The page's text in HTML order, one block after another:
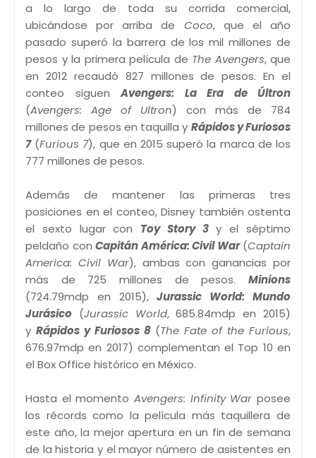
a lo largo de toda su corrida comercial,
ubicándose por arriba de Coco, que el año
pasado superó la barrera de los mil millones de
pesos y la primera película de The Avengers, que
en 2012 recaudó 827 millones de pesos. En el
conteo siguenAvengers: La Era de Últron
(Avengers: Age of Ultron) con más de 784
millones de pesos en taquilla y Rápidos y Furiosos
7(Furious 7), que en 2015 superó la marca de los
777 millones de pesos.
Además de mantener las primeras tres
posiciones en el conteo, Disney también ostenta
el sexto lugar con Toy Story 3y el séptimo
peldaño con Capitán América: Civil War(Captain
America: Civil War), ambas con ganancias por
más de 725 millones de pesos. Minions
(724.79mdp en 2015),Jurassic World: Mundo
Jurásico (Jurassic World, 685.84mdp en 2015)
y Rápidos y Furiosos 8(The Fate of the Furious,
676.97mdp en 2017) complementan el Top 10 en
el Box Office histórico en México.
Hasta el momento Avengers: Infinity War posee
los récords como la película más taquillera de
este año, la mejor apertura en un fin de semana
de la historia y el mayor número de asistentes en